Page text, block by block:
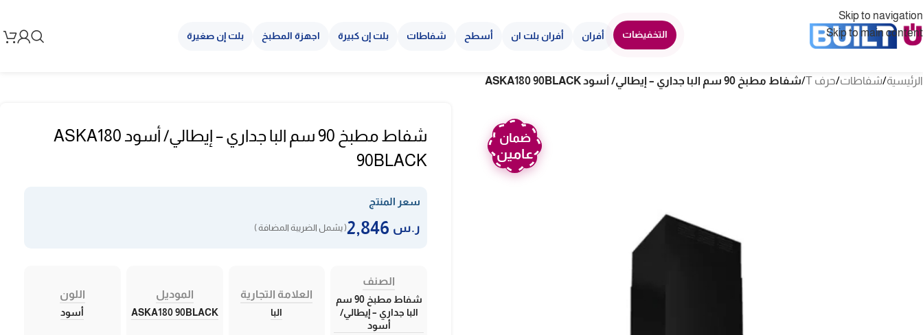
Skip to navigation
Skip to main content
التخفيضات أفران أفران بلت ان أسطح شفاطات بلت إن كبيرة اجهزة المطبخ بلت إن صغيرة
الرئيسية/شفاطات/حرف T /شفاط مطبخ 90 سم البا جداري – إيطالي/ أسود ASKA180 90BLACK
ضمان
عامين
شفاط مطبخ 90 سم البا جداري – إيطالي/ أسود ASKA180
90BLACK
سعر المنتج
ر.س ( يشمل الضريبة المضافة )
الصنف
شفاط مطبخ 90 سم
البا جداري – إيطالي/
أسود
العلامة التجارية
البا
الموديل
ASKA180 90BLACK
اللون
أسود